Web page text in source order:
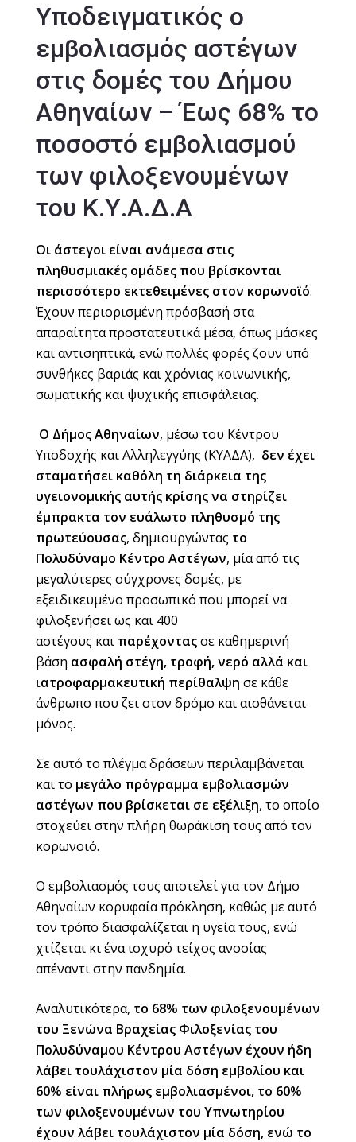
Υποδειγματικός ο
εμβολιασμός αστέγων
στις δομές του Δήμου
Αθηναίων – Έως 68% το
ποσοστό εμβολιασμού
των φιλοξενουμένων
του Κ.Υ.Α.Δ.Α
Οι άστεγοι είναι ανάμεσα στις
πληθυσμιακές ομάδες που βρίσκονται
περισσότερο εκτεθειμένες στον κορωνοϊό.
Έχουν περιορισμένη πρόσβασή στα
απαραίτητα προστατευτικά μέσα, όπως μάσκες
και αντισηπτικά, ενώ πολλές φορές ζουν υπό
συνθήκες βαριάς και χρόνιας κοινωνικής,
σωματικής και ψυχικής επισφάλειας.
Ο Δήμος Αθηναίων, μέσω του Κέντρου
Υποδοχής και Αλληλεγγύης (ΚΥΑΔΑ), δεν έχει
σταματήσει καθ΄όλη τη διάρκεια της
υγειονομικής αυτής κρίσης να στηρίζει
έμπρακτα τον ευάλωτο πληθυσμό της
πρωτεύουσας, δημιουργώντας το
Πολυδύναμο Κέντρο Αστέγων, μία από τις
μεγαλύτερες σύγχρονες δομές, με
εξειδικευμένο προσωπικό που μπορεί να
φιλοξενήσει ως και 400
αστέγους και παρέχονταςσε καθημερινή
βάση ασφαλή στέγη, τροφή, νερό αλλά και
ιατροφαρμακευτική περίθαλψη σε κάθε
άνθρωπο που ζει στον δρόμο και αισθάνεται
μόνος.
Σε αυτό το πλέγμα δράσεων περιλαμβάνεται
και το μεγάλο πρόγραμμα εμβολιασμών
αστέγων που βρίσκεται σε εξέλιξη, το οποίο
στοχεύει στην πλήρη θωράκιση τους από τον
κορωνοιό.
Ο εμβολιασμός τους αποτελεί για τον Δήμο
Αθηναίων κορυφαία πρόκληση, καθώς με αυτό
τον τρόπο διασφαλίζεται η υγεία τους, ενώ
χτίζεται κι ένα ισχυρό τείχος ανοσίας
απέναντι στην πανδημία.
Αναλυτικότερα, το 68% των φιλοξενουμένων
του Ξενώνα Βραχείας Φιλοξενίας του
Πολυδύναμου Κέντρου Αστέγων έχουν ήδη
λάβει τουλάχιστον μία δόση εμβολίου και
60% είναι πλήρως εμβολιασμένοι, το 60%
των φιλοξενουμένων του Υπνωτηρίου
έχουν λάβει τουλάχιστον μία δόση, ενώ το